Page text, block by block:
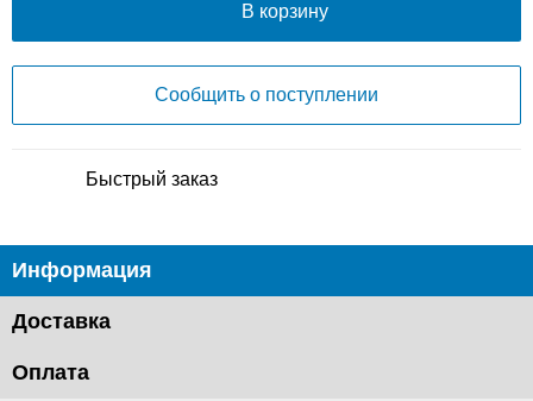
В корзину
Сообщить о поступлении
Быстрый заказ
Информация
Доставка
Оплата